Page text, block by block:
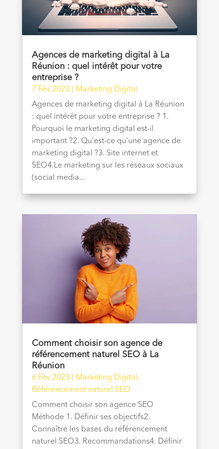
Agences de marketing digital à La
Réunion : quel intérêt pour votre
entreprise ?
7 Fév 2023
Marketing Digital
Agences de marketing digital à La Réunion
: quel intérêt pour votre entreprise ? 1.
Pourquoi le marketing digital est-il
important ?2. Qu'est-ce qu'une agence de
marketing digital ?3. Site internet et
SEO4.Le marketing sur les réseaux sociaux
(social media...
Comment choisir son agence de
référencement naturel SEO à La
Réunion
6 Fév 2023 Marketing Digital ,
Référencement naturel SEO
Comment choisir son agence SEO
Méthode 1. Définir ses objectifs2.
Connaître les bases du référencement
naturel SEO3. Recommandations4. Définir